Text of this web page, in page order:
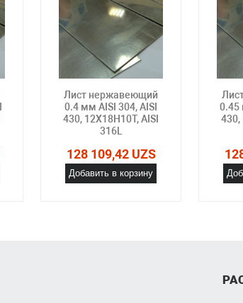
Лист нержавеющий
0.4 мм AISI 304, AISI
430, 12Х18Н10Т, AISI
316L
128 109,42 UZS
Добавить в корзину
0.45
430,